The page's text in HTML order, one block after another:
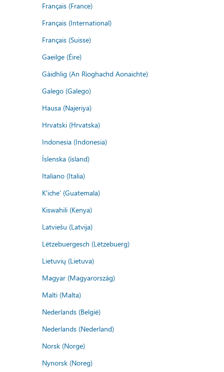
Français (France)
Français (International)
Français (Suisse)
Gaeilge (Éire)
Gàidhlig (An Rìoghachd Aonaichte)
Galego (Galego)
Hausa (Najeriya)
Hrvatski (Hrvatska)
Indonesia (Indonesia)
Íslenska (ísland)
Italiano (Italia)
K'iche' (Guatemala)
Kiswahili (Kenya)
Latviešu (Latvija)
Lëtzebuergesch (Lëtzebuerg)
Lietuvių (Lietuva)
Magyar (Magyarország)
Malti (Malta)
Nederlands (België)
Nederlands (Nederland)
Norsk (Norge)
Nynorsk (Noreg)